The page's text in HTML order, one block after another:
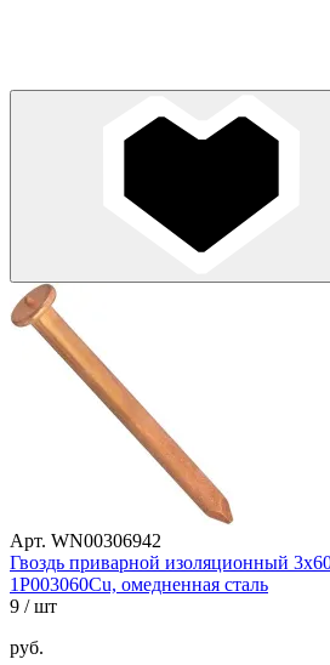
Арт. WN00306942
Гвоздь приварной изоляционный
1Р003060Cu, омедненная сталь
9 / шт
руб.